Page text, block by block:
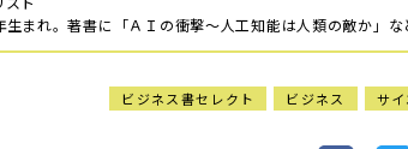
生まれ。著書に「ＡＩの衝撃～人工知能は人類の敵か」な
ビジネス書セレクト ビジネス サ